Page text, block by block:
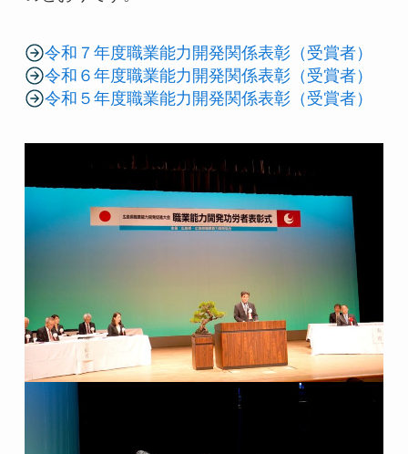
令和７年度職業能力開発関係表彰（受賞者）
令和６年度職業能力開発関係表彰（受賞者）
令和５年度職業能力開発関係表彰（受賞者）